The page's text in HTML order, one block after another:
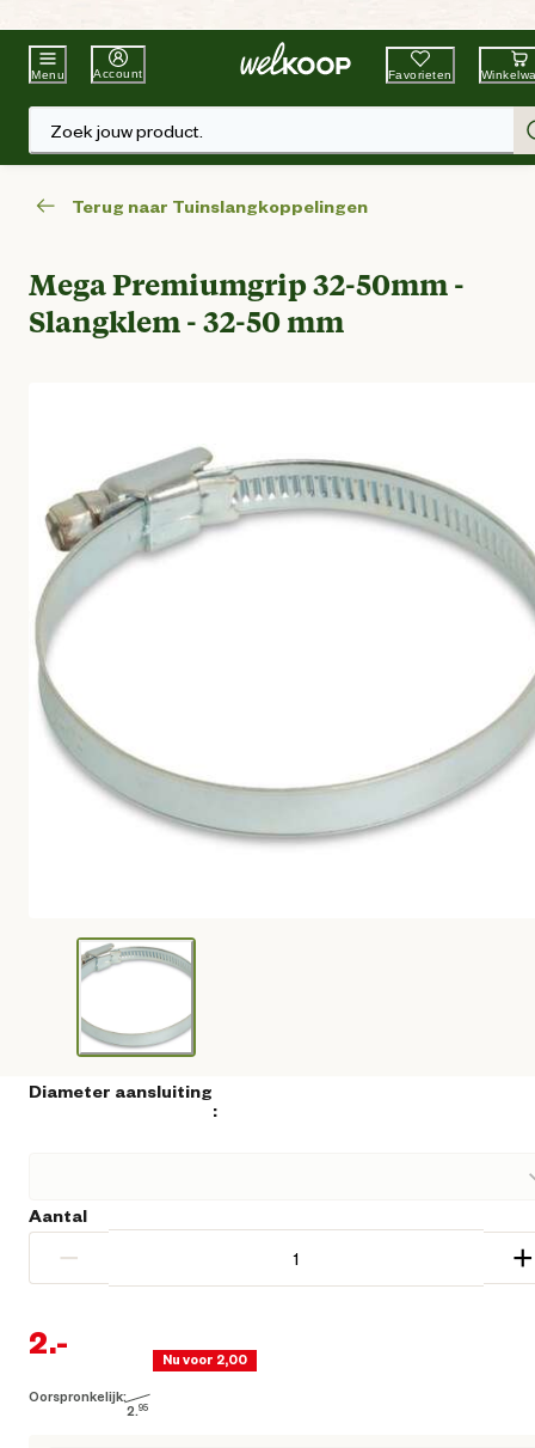
Beste WinkelketenTuin & Dier
Menu Account Favorieten
Zoek jouw product.
Terug naar Tuinslangkoppelingen
Mega Premiumgrip 32-50mm -
Slangklem - 32-50 mm
Diameter aansluiting
:
Aantal
− +
Oorspronkelijk:
2.95
2.-
Huidige prijs € 2,00
Nu voor 2,00